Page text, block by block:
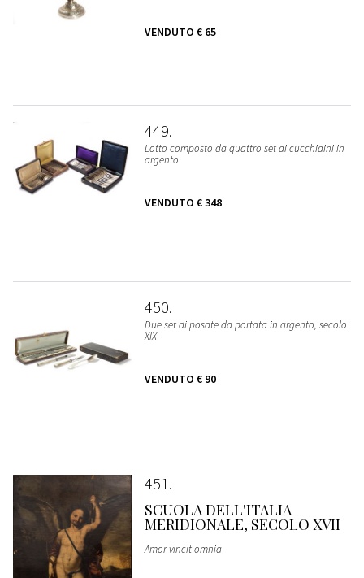
VENDUTO € 65
449
Lotto composto da quattro set di cucchiaini in
argento
VENDUTO € 348
450
Due set di posate da portata in argento, secolo
XIX
VENDUTO € 90
451
SCUOLA DELL'ITALIA
MERIDIONALE, SECOLO XVII
Amor vincit omnia